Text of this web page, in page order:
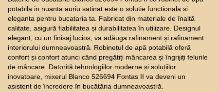
potabila in nuanta auriu satinat este o solutie functionala si
eleganta pentru bucataria ta. Fabricat din materiale de înaltă
calitate, asigură fiabilitatea și durabilitatea în utilizare. Designul
elegant, cu un finisaj lucios, va adăuga rafinament și rafinament
interiorului dumneavoastră. Robinetul de apă potabilă oferă
confort și confort atunci când pregătiți mâncarea și îngrijiți felurile
de mâncare. Datorită tehnologiilor moderne și soluțiilor
inovatoare, mixerul Blanco 526694 Fontas II va deveni un
asistent de încredere în bucătăria dumneavoastră.